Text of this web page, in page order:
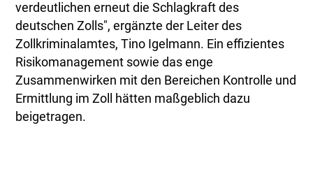
verdeutlichen erneut die Schlagkraft des
deutschen Zolls", ergänzte der Leiter des
Zollkriminalamtes, Tino Igelmann. Ein effizientes
Risikomanagement sowie das enge
Zusammenwirken mit den Bereichen Kontrolle und
Ermittlung im Zoll hätten maßgeblich dazu
beigetragen.